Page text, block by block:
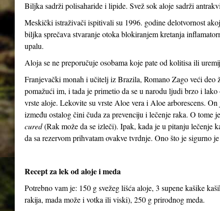
Biljka sadrži polisaharide i lipide. Svež sok aloje sadrži
Meskički istraživači ispitivali su 1996. godine delotvornost
biljka sprečava stvaranje otoka blokiranjem kretanja
upalu.
Aloja se ne preporučuje osobama koje pate od kolitisa ili
Franjevački monah i učitelj iz Brazila, Romano Zago veći deo
pomažući im, i tada je primetio da se u narodu ljudi brzo i
vrste aloje. Lekovite su vrste Aloe vera i Aloe arborescens.
između ostalog čini čuda za prevenciju i lečenje raka. O
cured(Rak može da se izleči). Ipak, kada je u pitanju lečenje
da sa rezervom prihvatam ovakve tvrdnje. Ono što je sigurno
Recept za lek od aloje i meda
Potrebno vam je: 150 g svežeg lišća aloje, 3 supene kašike
rakija, mada može i votka ili viski), 250 g prirodnog meda.